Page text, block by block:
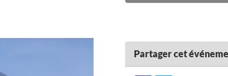
Partager cet